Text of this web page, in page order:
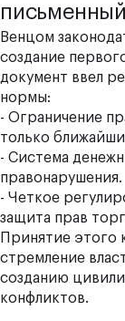
Венцом
создание
документ ввел
нормы:
- Ограничение
только
- Система
правонарушения.
- Четкое
защита прав
Принятие этого
стремление
созданию
конфликтов.